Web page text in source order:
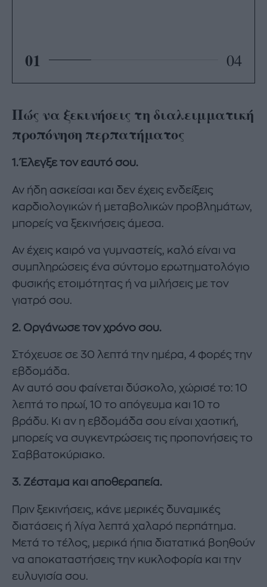
01 04
Πώς να ξεκινήσεις τη διαλειμματική
προπόνηση περπατήματος
1. Έλεγξε τον εαυτό σου.
Αν ήδη ασκείσαι και δεν έχεις ενδείξεις
καρδιολογικών ή μεταβολικών προβλημάτων,
μπορείς να ξεκινήσεις άμεσα.
Αν έχεις καιρό να γυμναστείς, καλό είναι να
συμπληρώσεις ένα σύντομο ερωτηματολόγιο
φυσικής ετοιμότητας ή να μιλήσεις με τον
γιατρό σου.
2. Οργάνωσε τον χρόνο σου.
Στόχευσε σε 30 λεπτά την ημέρα, 4 φορές την
εβδομάδα.
Αν αυτό σου φαίνεται δύσκολο, χώρισέ το: 10
λεπτά το πρωί, 10 το απόγευμα και 10 το
βράδυ. Κι αν η εβδομάδα σου είναι χαοτική,
μπορείς να συγκεντρώσεις τις προπονήσεις το
Σαββατοκύριακο.
3. Ζέσταμα και αποθεραπεία.
Πριν ξεκινήσεις, κάνε μερικές δυναμικές
διατάσεις ή λίγα λεπτά χαλαρό περπάτημα.
Μετά το τέλος, μερικά ήπια διατατικά βοηθούν
να αποκαταστήσεις την κυκλοφορία και την
ευλυγισία σου.